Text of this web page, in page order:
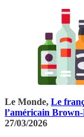
Le Monde, Le
l’américain
27/03/2026